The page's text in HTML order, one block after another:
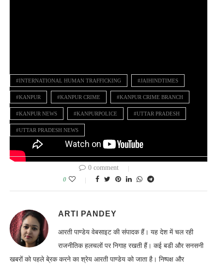
#INTERNATIONAL HUMAN TRAFFICKING #JAIHINDTIMES
#KANPUR #KANPUR CRIME #KANPUR CRIME BRANCH
#KANPUR NEWS #KANPURPOLICE #UTTAR PRADESH
#UTTAR PRADESH NEWS
0 comment
0
ARTI PANDEY
आरती पाण्डेय वेबसाइट की संपादक हैं। यह देश में चल रही
राजनीतिक हलचलों पर निगाह रखती हैं। कई बडी और सनसनी
खबरों को पहले बे्रक करने का श्रेय आरती पाण्डेय को जाता है। निष्पक्ष और